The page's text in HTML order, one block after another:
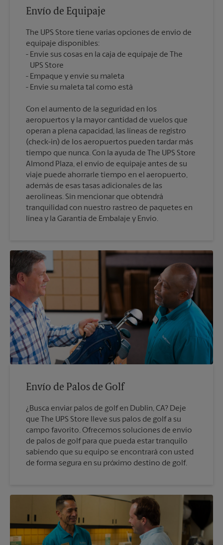
Envío de Equipaje
The UPS Store tiene varias opciones de envío de
equipaje disponibles:
Envíe sus cosas en la caja de equipaje de The
UPS Store
Empaque y envíe su maleta
Con el aumento de la seguridad en los
aeropuertos y la mayor cantidad de vuelos que
operan a plena capacidad, las líneas de registro
(check-in) de los aeropuertos pueden tardar más
tiempo que nunca. Con la ayuda de The UPS Store
Almond Plaza, el envío de equipaje antes de su
viaje puede ahorrarle tiempo en el aeropuerto,
además de esas tasas adicionales de las
aerolíneas. Sin mencionar que obtendrá
tranquilidad con nuestro rastreo de paquetes en
línea y la Garantía de Embalaje y Envío.
Envío de Palos de Golf
¿Busca enviar palos de golf en Dublin, CA? Deje
que The UPS Store lleve sus palos de golf a su
campo favorito. Ofrecemos soluciones de envío
de palos de golf para que pueda estar tranquilo
sabiendo que su equipo se encontrará con usted
de forma segura en su próximo destino de golf.